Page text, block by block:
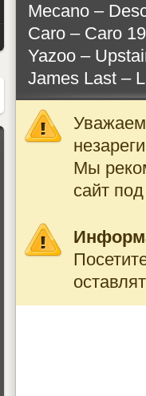
Mecano ‎–
Caro ‎– Caro
Yazoo ‎–
James Last ‎–
Мы
сайт